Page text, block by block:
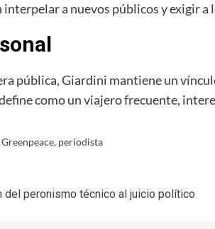
a nuevos públicos y exigir
pública, Giardini mantiene un
como un viajero frecuente,
Greenpeace, periodista
del peronismo técnico al juicio político